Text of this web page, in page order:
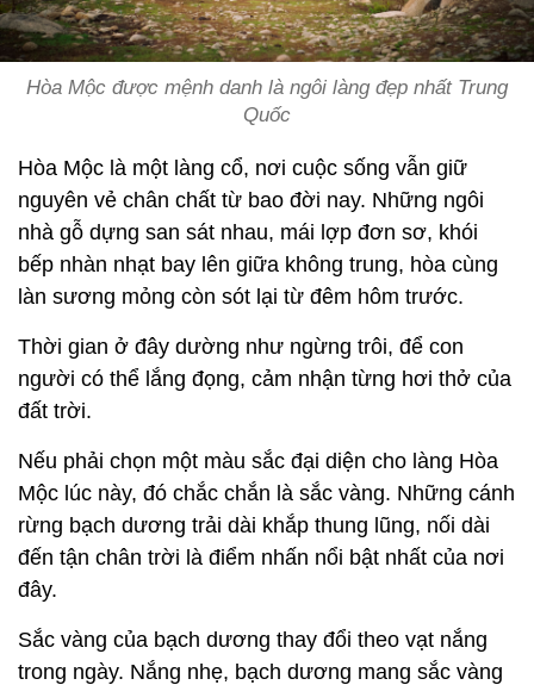
Hòa Mộc được mệnh danh là ngôi làng đẹp nhất Trung
Quốc
Hòa Mộc là một làng cổ, nơi cuộc sống vẫn giữ
nguyên vẻ chân chất từ bao đời nay. Những ngôi
nhà gỗ dựng san sát nhau, mái lợp đơn sơ, khói
bếp nhàn nhạt bay lên giữa không trung, hòa cùng
làn sương mỏng còn sót lại từ đêm hôm trước.
Thời gian ở đây dường như ngừng trôi, để con
người có thể lắng đọng, cảm nhận từng hơi thở của
đất trời.
Nếu phải chọn một màu sắc đại diện cho làng Hòa
Mộc lúc này, đó chắc chắn là sắc vàng. Những cánh
rừng bạch dương trải dài khắp thung lũng, nối dài
đến tận chân trời là điểm nhấn nổi bật nhất của nơi
đây.
Sắc vàng của bạch dương thay đổi theo vạt nắng
trong ngày. Nắng nhẹ, bạch dương mang sắc vàng